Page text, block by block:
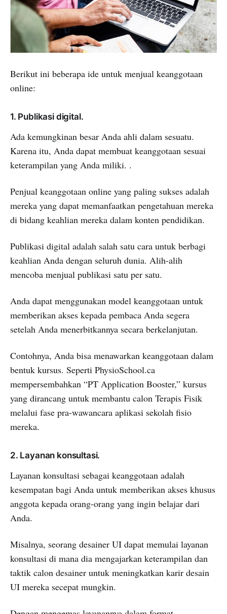
Berikut ini beberapa ide untuk menjual keanggotaan
online:
1. Publikasi digital.
Ada kemungkinan besar Anda ahli dalam sesuatu.
Karena itu, Anda dapat membuat keanggotaan sesuai
keterampilan yang Anda miliki. .
Penjual keanggotaan online yang paling sukses adalah
mereka yang dapat memanfaatkan pengetahuan mereka
di bidang keahlian mereka dalam konten pendidikan.
Publikasi digital adalah salah satu cara untuk berbagi
keahlian Anda dengan seluruh dunia. Alih-alih
mencoba menjual publikasi satu per satu.
Anda dapat menggunakan model keanggotaan untuk
memberikan akses kepada pembaca Anda segera
setelah Anda menerbitkannya secara berkelanjutan.
Contohnya, Anda bisa menawarkan keanggotaan dalam
bentuk kursus. Seperti PhysioSchool.ca
mempersembahkan “PT Application Booster,” kursus
yang dirancang untuk membantu calon Terapis Fisik
melalui fase pra-wawancara aplikasi sekolah fisio
mereka.
2. Layanan konsultasi.
Layanan konsultasi sebagai keanggotaan adalah
kesempatan bagi Anda untuk memberikan akses khusus
anggota kepada orang-orang yang ingin belajar dari
Anda.
Misalnya, seorang desainer UI dapat memulai layanan
konsultasi di mana dia mengajarkan keterampilan dan
taktik calon desainer untuk meningkatkan karir desain
UI mereka secepat mungkin.